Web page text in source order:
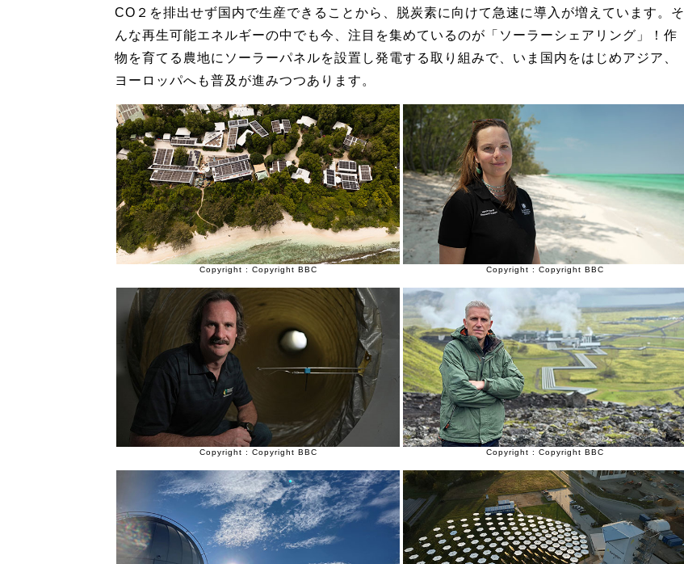
CO２を排出せず国内で生産できることから、脱炭素に向けて急速に導入が増えています。そ
んな再生可能エネルギーの中でも今、注目を集めているのが「ソーラーシェアリング」！作
物を育てる農地にソーラーパネルを設置し発電する取り組みで、いま国内をはじめアジア、
ヨーロッパへも普及が進みつつあります。
Copyright : Copyright BBC Copyright : Copyright BBC
Copyright : Copyright BBC Copyright : Copyright BBC